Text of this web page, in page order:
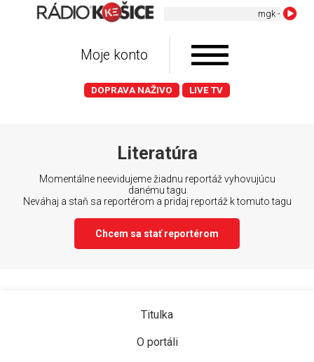
mgk - times of
Moje konto
DOPRAVA NAŽIVO LIVE TV
Literatúra
Momentálne neevidujeme žiadnu reportáž vyhovujúcu
danému tagu
Neváhaj a staň sa reportérom a pridaj reportáž k tomuto tagu
Chcem sa stať reportérom
Titulka
O portáli